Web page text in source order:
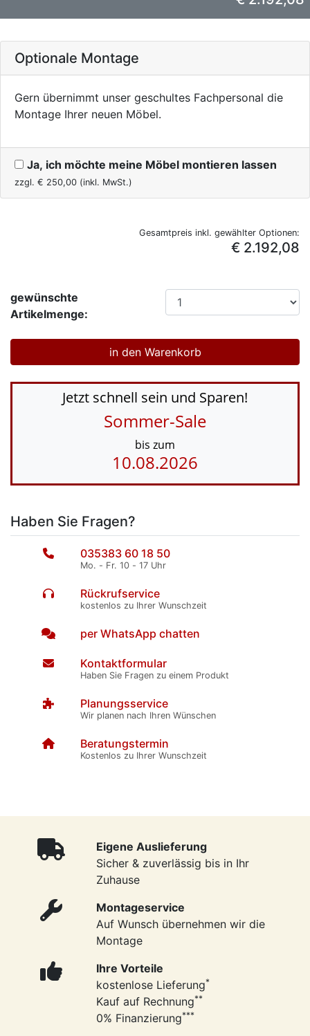
Optionale Montage
Gern übernimmt unser geschultes Fachpersonal die
Montage Ihrer neuen Möbel.
Ja, ich möchte meine Möbel montieren lassen
zzgl. € 250,00 (inkl. MwSt.)
Gesamtpreis inkl. gewählter Optionen:
€ 2.192,08
gewünschte
Artikelmenge:
Jetzt schnell sein und Sparen!
Sommer-Sale
bis zum
10.08.2026
Haben Sie Fragen?
035383 60 18 50
Mo. - Fr. 10 - 17 Uhr
Rückrufservice
kostenlos zu Ihrer Wunschzeit
per WhatsApp chatten
Kontaktformular
Haben Sie Fragen zu einem Produkt
Planungsservice
Wir planen nach Ihren Wünschen
Beratungstermin
Kostenlos zu Ihrer Wunschzeit
Eigene Auslieferung
Sicher & zuverlässig bis in Ihr
Zuhause
Montageservice
Auf Wunsch übernehmen wir die
Montage
Ihre Vorteile
kostenlose Lieferung*
Kauf auf Rechnung**
0% Finanzierung***